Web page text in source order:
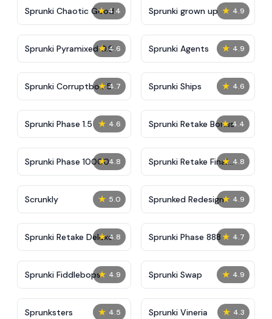
★ 4.4
Sprunki Chaotic Good ★ 4.9
Sprunki grown up
★ 4.6
Sprunki Pyramixed 0.9 ★ 4.9
Sprunki Agents
★ 4.7
Sprunki Corruptbox 5 ★ 4.6
Sprunki Ships
★ 4.6
Sprunki Phase 1.5 ★ 4.4
Sprunki Retake Bonus
★ 4.8
Sprunki Phase 10000 ★ 4.8
Sprunki Retake Final
Update
★ 5.0
Scrunkly ★ 4.9
Sprunked Redesign
★ 4.8
Sprunki Retake Deluxe ★ 4.7
Sprunki Phase 888
★ 4.9
Sprunki Fiddlebops ★ 4.9
Sprunki Swap
★ 4.5
Sprunksters ★ 4.3
Sprunki Vineria